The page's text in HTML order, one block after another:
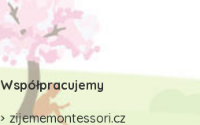
Współpracujemy
zijememontessori.cz